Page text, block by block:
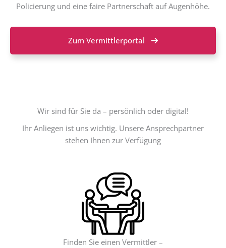
Policierung und eine faire Partnerschaft auf Augenhöhe.
Zum Vermittlerportal
Wir sind für Sie da – persönlich oder digital!
Ihr Anliegen ist uns wichtig. Unsere Ansprechpartner
stehen Ihnen zur Verfügung
Finden Sie einen Vermittler –